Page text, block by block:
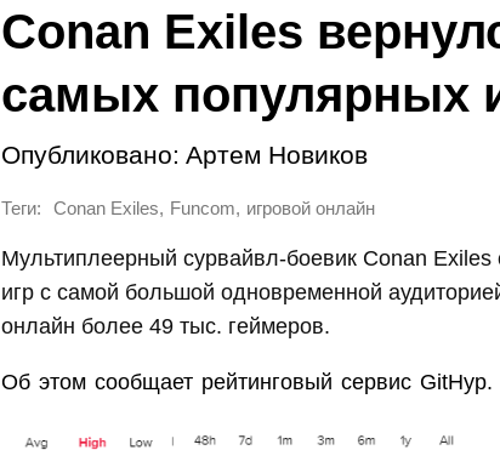
Conan Exiles
самых популярных
Опубликовано: Артем Новиков
Теги: Conan Exiles, Funcom, игровой онлайн
Мультиплеерный сурвайвл-боевик Conan Exiles
игр с самой большой одновременной
онлайн более 49 тыс. геймеров.
Об этом сообщает рейтинговый сервис GitHyp.